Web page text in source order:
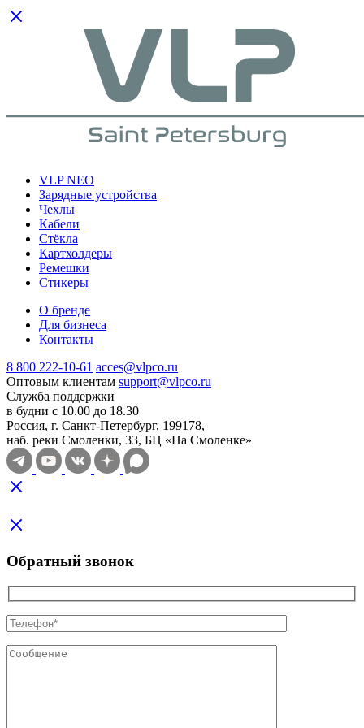
VLP NEO
Зарядные устройства
Чехлы
Кабели
Cтёкла
Картхолдеры
Ремешки
Стикеры
О бренде
Для бизнеса
Контакты
8 800 222-10-61 acces@vlpco.ru
Оптовым клиентам support@vlpco.ru
Служба поддержки
в будни с 10.00 до 18.30
Россия, г. Санкт-Петербург, 199178,
наб. реки Смоленки, 33, БЦ «На Смоленке»
Обратный звонок